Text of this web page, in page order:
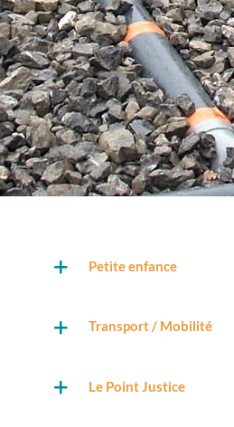
Petite enfance
Transport / Mobilité
Le Point Justice